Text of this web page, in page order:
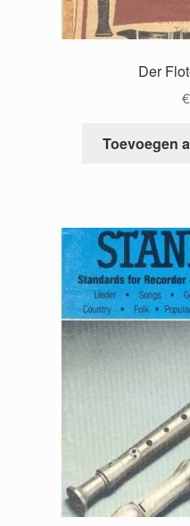
Der
€
Toevoegen